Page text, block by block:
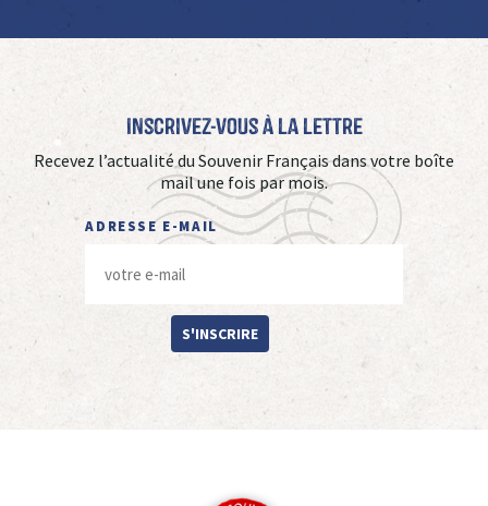
Inscrivez-vous à La Lettre
Recevez l’actualité du Souvenir Français dans votre boîte
mail une fois par mois.
ADRESSE E-MAIL
S'INSCRIRE